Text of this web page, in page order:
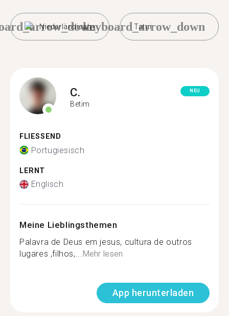
Niederländisch Tatui
keyboard_arrow_down
C.
Betim
NEU
FLIESSEND
Portugiesisch
LERNT
Englisch
Meine Lieblingsthemen
Palavra de Deus em jesus, cultura de outros
lugares ,filhos,...Mehr lesen
App herunterladen